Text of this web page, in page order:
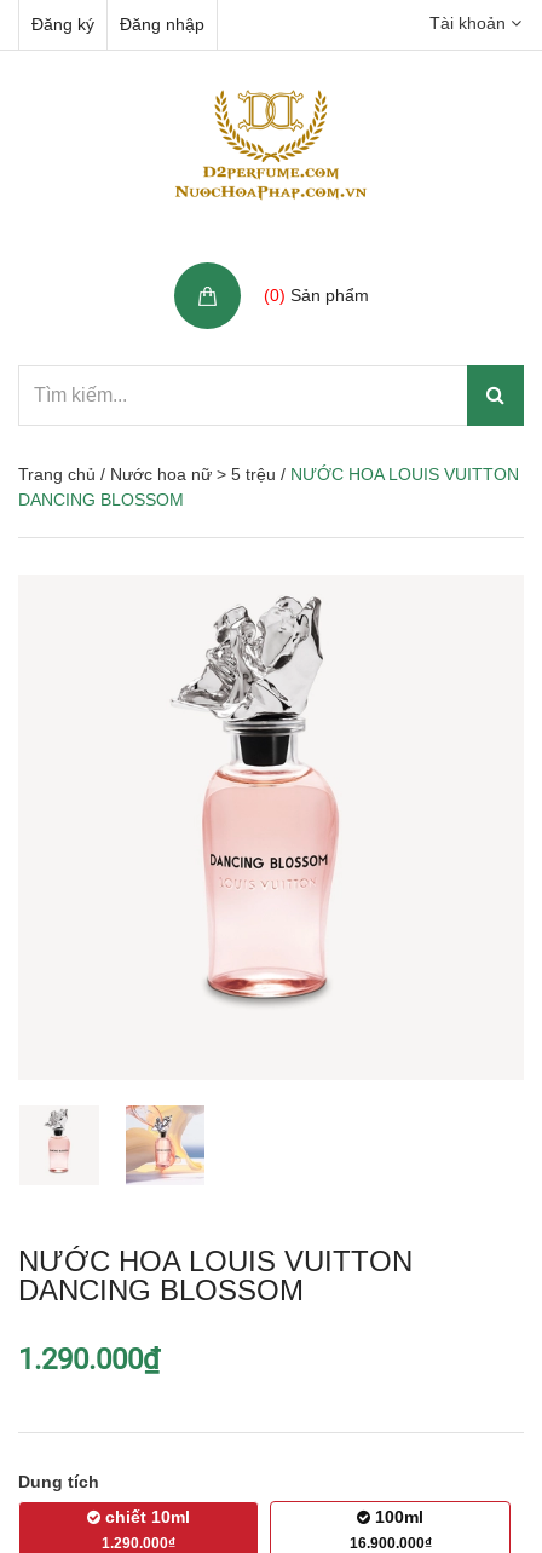
Đăng ký Đăng nhập Tài khoản
(0) Sản phẩm
Trang chủ / Nước hoa nữ > 5 trệu / NƯỚC HOA LOUIS VUITTON
DANCING BLOSSOM
NƯỚC HOA LOUIS VUITTON
DANCING BLOSSOM
1.290.000₫
Dung tích
chiết 10ml
1.290.000₫
100ml
16.900.000₫